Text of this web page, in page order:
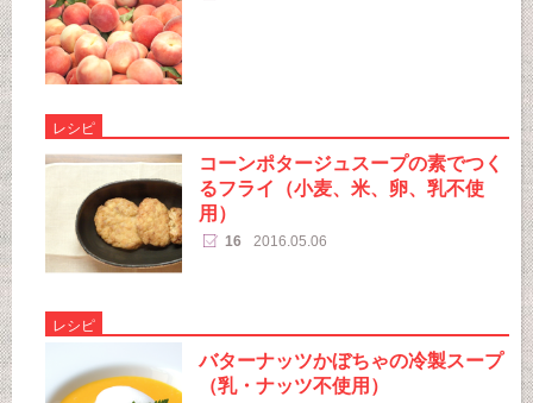
レシピ
コーンポタージュスープの素でつく
るフライ（小麦、米、卵、乳不使
用）
16 2016.05.06
レシピ
バターナッツかぼちゃの冷製スープ
（乳・ナッツ不使用）